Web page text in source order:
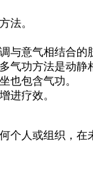
法。
与意气相结合的
气功方法是动静
也包含气功。
进疗效。
个人或组织，